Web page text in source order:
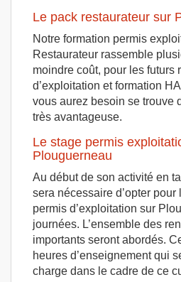
Le pack restaurateur sur
Notre formation permis
Restaurateur rassemble
moindre coût, pour les futurs
d’exploitation et formation
vous aurez besoin se trouve
très avantageuse.
Le stage permis
Plouguerneau
Au début de son activité en
sera nécessaire d’opter
permis d’exploitation sur
journées. L’ensemble des
importants seront abordés.
heures d’enseignement qui
charge dans le cadre de ce